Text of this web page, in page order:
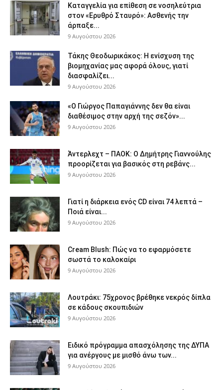
Καταγγελία για επίθεση σε νοσηλεύτρια
στον «Ερυθρό Σταυρό»: Ασθενής την
άρπαξε...
9 Αυγούστου 2026
Τάκης Θεοδωρικάκος: Η ενίσχυση της
βιομηχανίας μας αφορά όλους, γιατί
διασφαλίζει...
9 Αυγούστου 2026
«Ο Γιώργος Παπαγιάννης δεν θα είναι
διαθέσιμος στην αρχή της σεζόν»...
9 Αυγούστου 2026
Άντερλεχτ – ΠΑΟΚ: Ο Δημήτρης Γιαννούλης
προορίζεται για βασικός στη ρεβάνς...
9 Αυγούστου 2026
Γιατί η διάρκεια ενός CD είναι 74 λεπτά –
Ποιά είναι...
9 Αυγούστου 2026
Cream Blush: Πώς να το εφαρμόσετε
σωστά το καλοκαίρι
9 Αυγούστου 2026
Λουτράκι: 75χρονος βρέθηκε νεκρός δίπλα
σε κάδους σκουπιδιών
9 Αυγούστου 2026
Ειδικό πρόγραμμα απασχόλησης της ΔΥΠΑ
για ανέργους με μισθό άνω των...
9 Αυγούστου 2026